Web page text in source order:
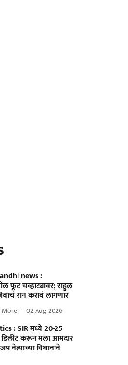
news :
फूट चव्हाट्यावर; राहुल
रान करावं लागणार
More 02 Aug 2026
: SIR मध्ये 20-25
करून मला आमदार
नेत्याच्या विधानाने